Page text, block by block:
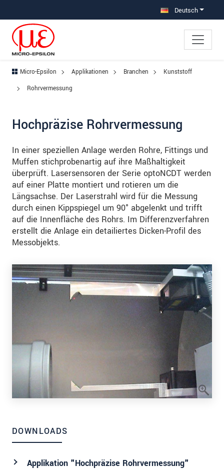
Deutsch
Micro-Epsilon Applikationen Branchen
Kunststoff
Rohrvermessung
Hochpräzise Rohrvermessung
In einer speziellen Anlage werden Rohre, Fittings und
Muffen stichprobenartig auf ihre Maßhaltigkeit
überprüft. Lasersensoren der Serie optoNCDT werden
auf einer Platte montiert und rotieren um die
Längsachse. Der Laserstrahl wird für die Messung
durch einen Kippspiegel um 90° abgelenkt und trifft
auf die Innenfläche des Rohrs. Im Differenzverfahren
erstellt die Anlage ein detailiertes Dicken-Profil des
Messobjekts.
DOWNLOADS
Applikation "Hochpräzise Rohrvermessung"